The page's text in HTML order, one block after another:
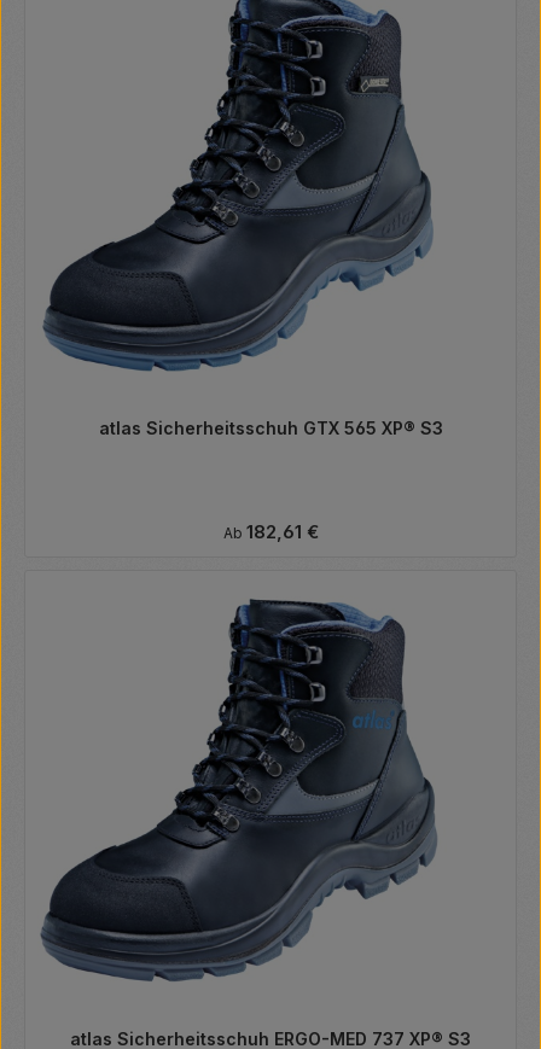
atlas Sicherheitsschuh GTX 565 XP® S3
Regulärer Preis:
Ab 182,61 €
atlas Sicherheitsschuh ERGO-MED 737 XP® S3